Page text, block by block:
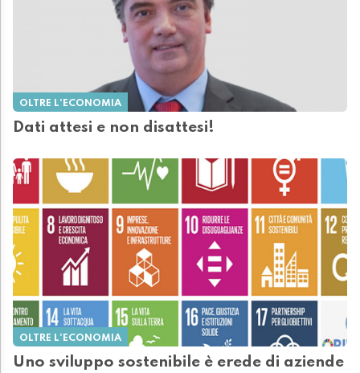
OLTRE L'ECONOMIA
Dati attesi e non disattesi!
OLTRE L'ECONOMIA
Uno sviluppo sostenibile è erede di aziende